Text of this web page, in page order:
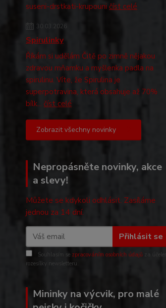
suseni-drstkati-krupouni číst celé
30.03.2026
Spirulinky
Říkám si udělám Čitě po zimně nějakou
zdravou mňamku a myšlenka padla na
spirulinu. Víte, že Spirulina je
superpotravina, která obsahuje až 70%
bílk... číst celé
Zobrazit všechny novinky
Nepropásněte novinky, akce
a slevy!
Můžete se kdykoli odhlásit. Zasíláme
jednou za 14 dní.
Přihlásit se
Souhlasím se zpracováním osobních údajů za účelem
rozesílky newsletteru.
Mininky na výcvik, pro malé